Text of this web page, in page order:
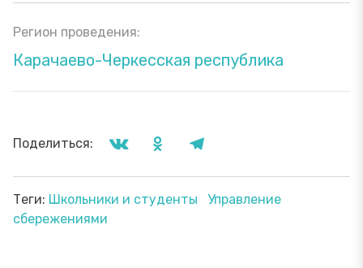
Регион проведения:
Карачаево-Черкесская республика
Поделиться:
Теги: Школьники и студенты
Управление
сбережениями